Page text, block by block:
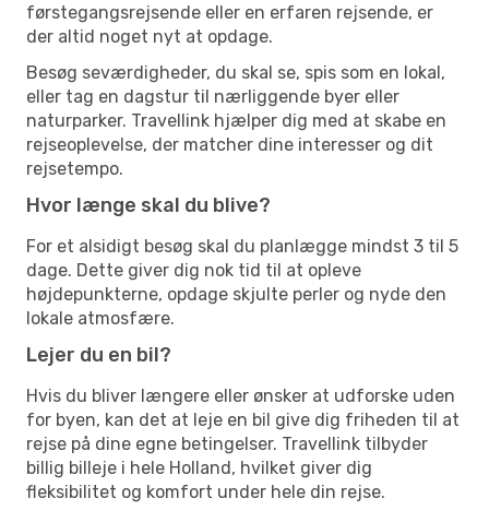
førstegangsrejsende eller en erfaren rejsende, er
der altid noget nyt at opdage.
Besøg seværdigheder, du skal se, spis som en lokal,
eller tag en dagstur til nærliggende byer eller
naturparker. Travellink hjælper dig med at skabe en
rejseoplevelse, der matcher dine interesser og dit
rejsetempo.
Hvor længe skal du blive?
For et alsidigt besøg skal du planlægge mindst 3 til 5
dage. Dette giver dig nok tid til at opleve
højdepunkterne, opdage skjulte perler og nyde den
lokale atmosfære.
Lejer du en bil?
Hvis du bliver længere eller ønsker at udforske uden
for byen, kan det at leje en bil give dig friheden til at
rejse på dine egne betingelser. Travellink tilbyder
billig billeje i hele Holland, hvilket giver dig
fleksibilitet og komfort under hele din rejse.